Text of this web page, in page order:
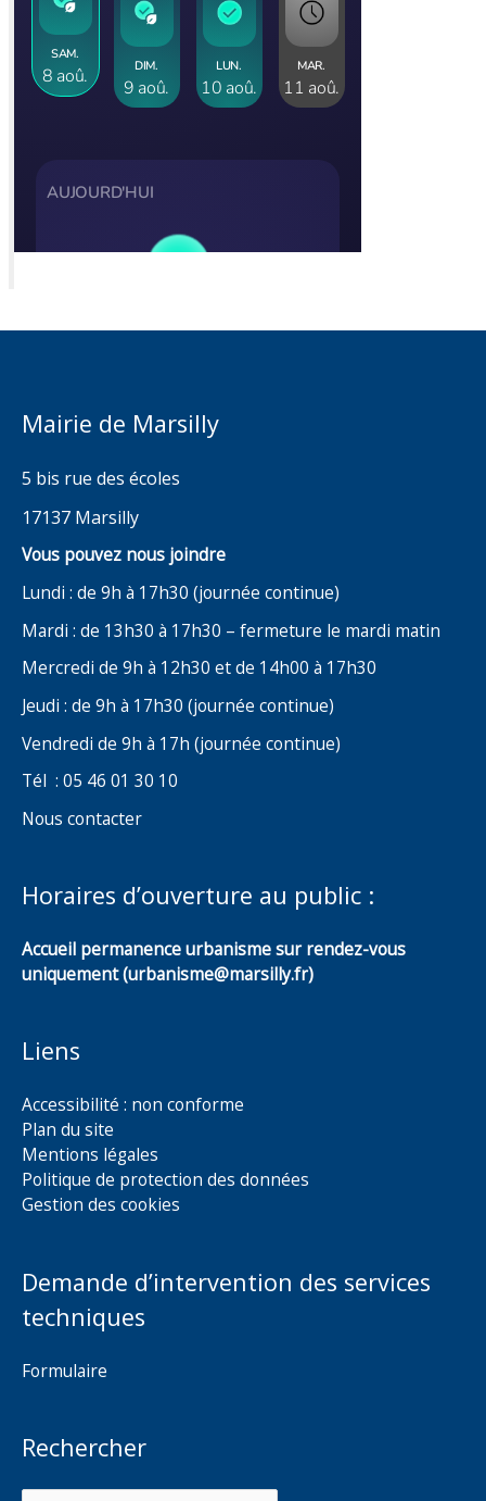
Mairie de Marsilly
5 bis rue des écoles
17137 Marsilly
Vous pouvez nous joindre
Lundi : de 9h à 17h30 (journée continue)
Mardi : de 13h30 à 17h30 – fermeture le mardi matin
Mercredi de 9h à 12h30 et de 14h00 à 17h30
Jeudi : de 9h à 17h30 (journée continue)
Vendredi de 9h à 17h (journée continue)
Tél : 05 46 01 30 10
Nous contacter
Horaires d’ouverture au public :
Accueil permanence urbanisme sur rendez-vous
uniquement (urbanisme@marsilly.fr)
Liens
Accessibilité : non conforme
Plan du site
Mentions légales
Politique de protection des données
Gestion des cookies
Demande d’intervention des services
techniques
Formulaire
Rechercher